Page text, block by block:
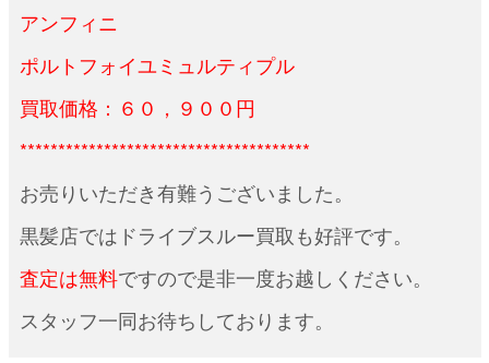
アンフィニ
ポルトフォイユミュルティプル
買取価格：６０，９００円
**************************************
お売りいただき有難うございました。
黒髪店ではドライブスルー買取も好評です。
査定は無料ですので是非一度お越しください。
スタッフ一同お待ちしております。